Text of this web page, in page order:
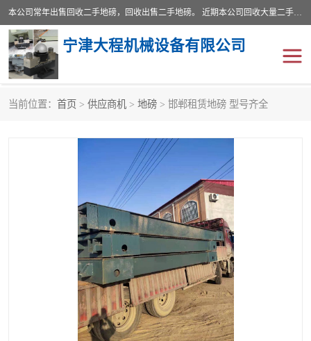
本公司常年出售回收二手地磅，回收出售二手地磅。 近期本公司回收大量二手地磅，型号齐全，宽度从2米到3.5米，长度5米到25米，承重吨位从10到200吨，成色7—9成新。 ? 使用年限6个月至2年，产品来源于个人闲置品，工矿企业停用品，因小换大而来。 精准度和新的一样， 二手地磅是内行人的选择，打个电话就省钱朋友您好等什么
宁津大程机械设备有限公司
当前位置： 首页 > 供应商机 > 地磅 > 邯郸租赁地磅 型号齐全
食品烘干机
装载机电子秤 输送机
半自动输送机 全自动输送机
食品螺旋塔
木材撕碎机